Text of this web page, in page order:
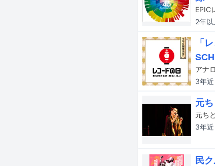
2年以
「
3年近
元
3年近
民